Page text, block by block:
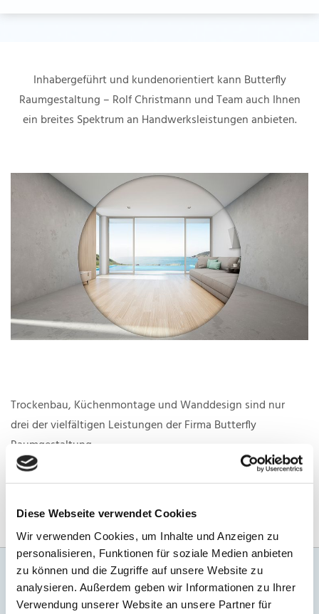
Diese Webseite verwendet Cookies
Wir verwenden Cookies, um Inhalte und Anzeigen zu
personalisieren, Funktionen für soziale Medien anbieten
zu können und die Zugriffe auf unsere Website zu
analysieren. Außerdem geben wir Informationen zu Ihrer
Verwendung unserer Website an unsere Partner für
Inhabergeführt und kundenorientiert kann Butterfly
Raumgestaltung – Rolf Christmann und Team auch Ihnen
ein breites Spektrum an Handwerksleistungen anbieten.
Trockenbau, Küchenmontage und Wanddesign sind nur
drei der vielfältigen Leistungen der Firma Butterfly
Raumgestaltung.